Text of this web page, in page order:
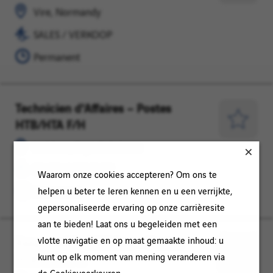
Waarom onze cookies accepteren? Om ons te
helpen u beter te leren kennen en u een verrijkte,
gepersonaliseerde ervaring op onze carrièresite
aan te bieden! Laat ons u begeleiden met een
vlotte navigatie en op maat gemaakte inhoud: u
kunt op elk moment van mening veranderen via
Vire, Normandy
SALES / VERKOOP
VERKOOP
Permanent
Technicien d'Affaires – Postes
HTB/HTA F/H
Le Mans, Pays de la Loire
Le
Mans,
Pays
SALES / VERKOOP
SALES
/
VERKOOP
Permanent
voor
later
Responsable d'Affaires – Postes
HTB/HTA F/H
Mans,
SALES